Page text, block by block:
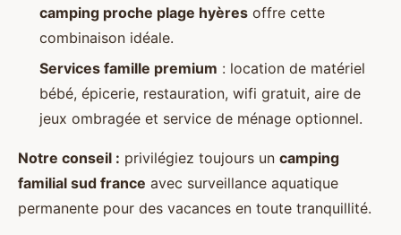
camping proche plage hyères offre cette
combinaison idéale.
Services famille premium : location de matériel
bébé, épicerie, restauration, wifi gratuit, aire de
jeux ombragée et service de ménage optionnel.
Notre conseil : privilégiez toujours un camping
familial sud france avec surveillance aquatique
permanente pour des vacances en toute tranquillité.